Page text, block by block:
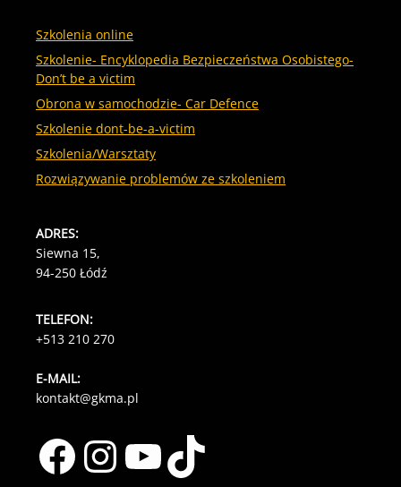
Szkolenia online
Szkolenie- Encyklopedia Bezpieczeństwa Osobistego-
Don’t be a victim
Obrona w samochodzie- Car Defence
Szkolenie dont-be-a-victim
Szkolenia/Warsztaty
Rozwiązywanie problemów ze szkoleniem
ADRES:
Siewna 15,
94-250 Łódź
TELEFON:
+513 210 270
E-MAIL:
kontakt@gkma.pl